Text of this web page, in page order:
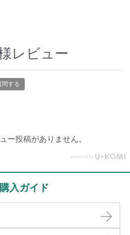
レビュー
する
ー投稿がありません。
入ガイド